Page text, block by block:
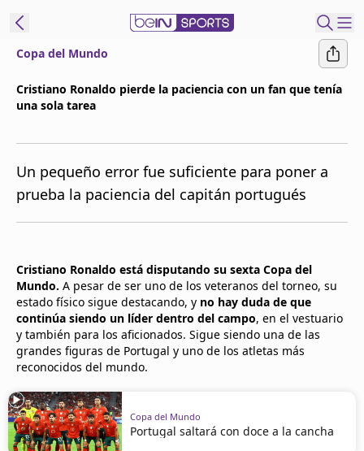
beIN XTRA
notificaciones
Programación
Contáctanos
Copa del Mundo
Cristiano Ronaldo pierde la paciencia con un fan que tenía
una sola tarea
Un pequeño error fue suficiente para poner a
prueba la paciencia del capitán portugués
Cristiano Ronaldo está disputando su sexta Copa del
Mundo. A pesar de ser uno de los veteranos del torneo, su
estado físico sigue destacando, y no hay duda de que
continúa siendo un líder dentro del campo, en el vestuario
y también para los aficionados. Sigue siendo una de las
grandes figuras de Portugal y uno de los atletas más
reconocidos del mundo.
Copa del Mundo
Portugal saltará con doce a la cancha